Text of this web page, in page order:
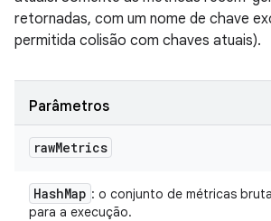
retornadas, com um nome de chave
permitida colisão com chaves atuais).
Parâmetros
rawMetrics
HashMap : o conjunto de métricas
para a execução.